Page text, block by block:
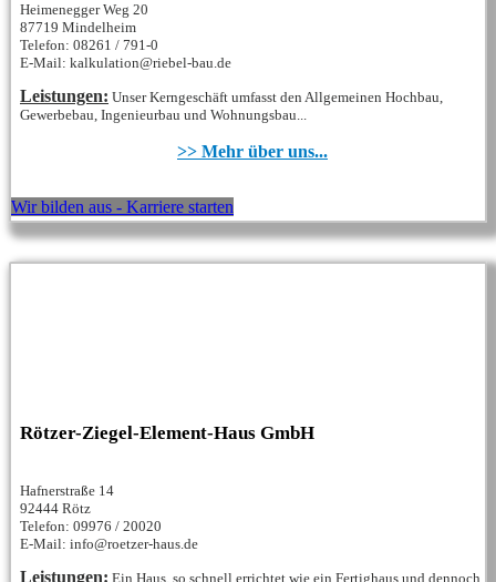
Heimenegger Weg 20
87719 Mindelheim
Telefon: 08261 / 791-0
E-Mail: kalkulation@riebel-bau.de
Leistungen: Unser Kerngeschäft umfasst den Allgemeinen Hochbau,
Gewerbebau, Ingenieurbau und Wohnungsbau...
>> Mehr über uns...
Wir bilden aus - Karriere starten
Rötzer-Ziegel-Element-Haus GmbH
Hafnerstraße 14
92444 Rötz
Telefon: 09976 / 20020
E-Mail: info@roetzer-haus.de
Leistungen: Ein Haus, so schnell errichtet wie ein Fertighaus und dennoch